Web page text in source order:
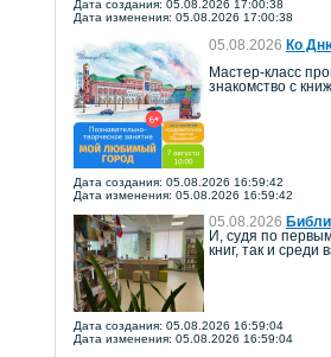
Дата создания: 05.08.2026 17:00:38
Дата изменения: 05.08.2026 17:00:38
05.08.2026 Ко
Мастер-класс
знакомство с
Дата создания: 05.08.2026 16:59:42
Дата изменения: 05.08.2026 16:59:42
05.08.2026
И, судя по
книг, так и среди
Дата создания: 05.08.2026 16:59:04
Дата изменения: 05.08.2026 16:59:04